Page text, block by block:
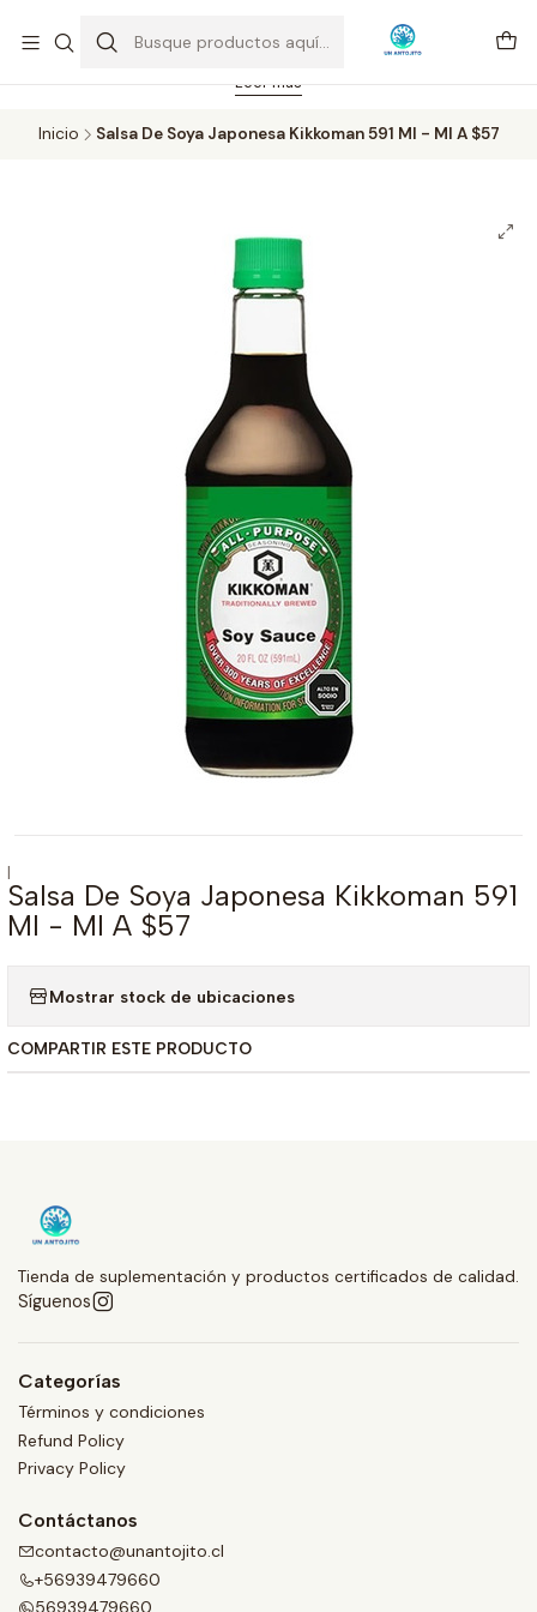
Feriado 21-05-2026 atención hasta las 14 hrs. Envío GRATIS mismo
día solo área Metropolitana Santiago por compras desde CLP 39.900.
Pedidos hasta 16 hrs., sábados y domingos hasta 14 hrs.
Leer más
Inicio Salsa De Soya Japonesa Kikkoman 591 Ml - Ml A $57
|
Salsa De Soya Japonesa Kikkoman 591
Ml - Ml A $57
Mostrar stock de ubicaciones
COMPARTIR ESTE PRODUCTO
Tienda de suplementación y productos certificados de calidad.
Síguenos
Categorías
Términos y condiciones
Refund Policy
Privacy Policy
Contáctanos
contacto@unantojito.cl
+56939479660
56939479660